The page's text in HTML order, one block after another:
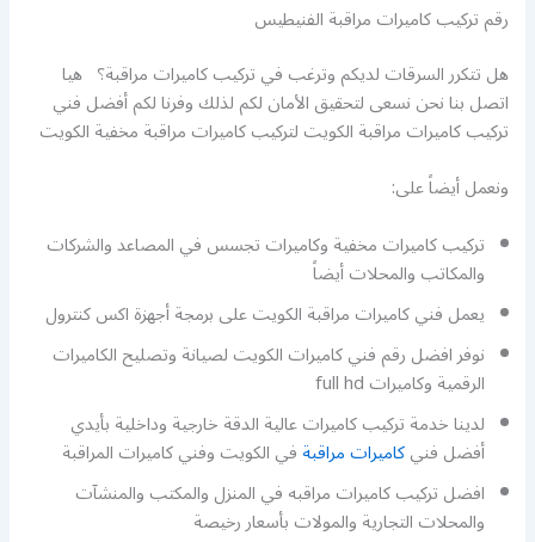
رقم تركيب كاميرات مراقبة الفنيطيس
هل تتكرر السرقات لديكم وترغب في تركيب كاميرات مراقبة؟ هيا
اتصل بنا نحن نسعى لتحقيق الأمان لكم لذلك وفرنا لكم أفضل فني
تركيب كاميرات مراقبة الكويت لتركيب كاميرات مراقبة مخفية الكويت
ونعمل أيضاً على:
تركيب كاميرات مخفية وكاميرات تجسس في المصاعد والشركات
والمكاتب والمحلات أيضاً
يعمل فني كاميرات مراقبة الكويت على برمجة أجهزة اكس كنترول
نوفر افضل رقم فني كاميرات الكويت لصيانة وتصليح الكاميرات
الرقمية وكاميرات full hd
لدينا خدمة تركيب كاميرات عالية الدقة خارجية وداخلية بأيدي
أفضل فنيكاميرات مراقبةفي الكويت وفني كاميرات المراقبة
افضل تركيب كاميرات مراقبه في المنزل والمكتب والمنشآت
والمحلات التجارية والمولات بأسعار رخيصة